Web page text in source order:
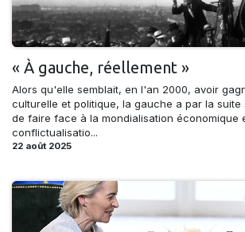
« À gauche, réellement »
Alors qu'elle semblait, en l'an 2000, avoir
culturelle et politique, la gauche a par la suite
de faire face à la mondialisation économique
conflictualisatio...
22 août 2025